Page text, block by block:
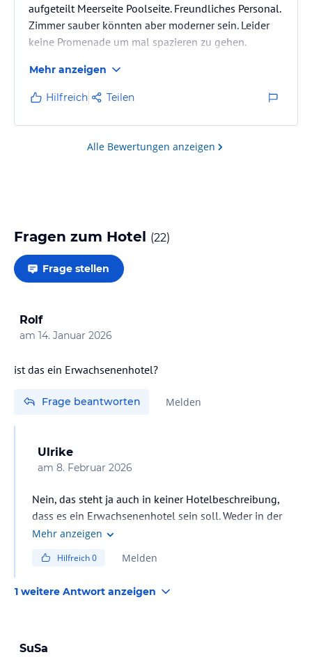
aufgeteilt Meerseite Poolseite. Freundliches Personal.
Zimmer sauber könnten aber moderner sein. Leider
keine Promenade um mal spazieren zu gehen.
Mehr anzeigen
Hilfreich Teilen
Alle Bewertungen anzeigen
Fragen zum Hotel (22)
Frage stellen
Rolf
am 14. Januar 2026
ist das ein Erwachsenenhotel?
Frage beantworten Melden
Ulrike
am 8. Februar 2026
Nein, das steht ja auch in keiner Hotelbeschreibung,
dass es ein Erwachsenenhotel sein soll. Weder in der
Hotelbeschreibung bei den Angebotsdetails der
Homepage des Hotels. Ganz im Gegenteil. In den
Kinder zahlreiche Angebote gibt, wie Kinderpool,
Mehr anzeigen
Hilfreich0 Melden
1 weitere Antwort anzeigen
SuSa